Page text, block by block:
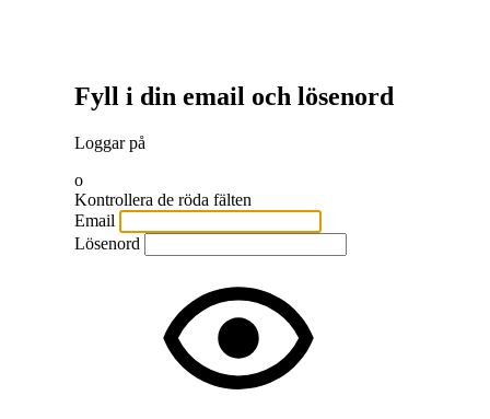
Fyll i din email och lösenord
Loggar på
o
Kontrollera de röda fälten
Email
Lösenord